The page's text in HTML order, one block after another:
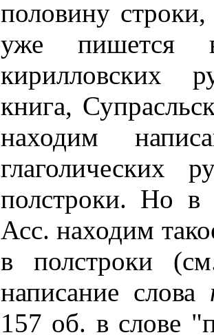
половину
уже пишется
кирилловских
книга,
находим
глаголических
полстроки. Но в
Асс. находим
в полстроки
написание слова
157 об. в слове